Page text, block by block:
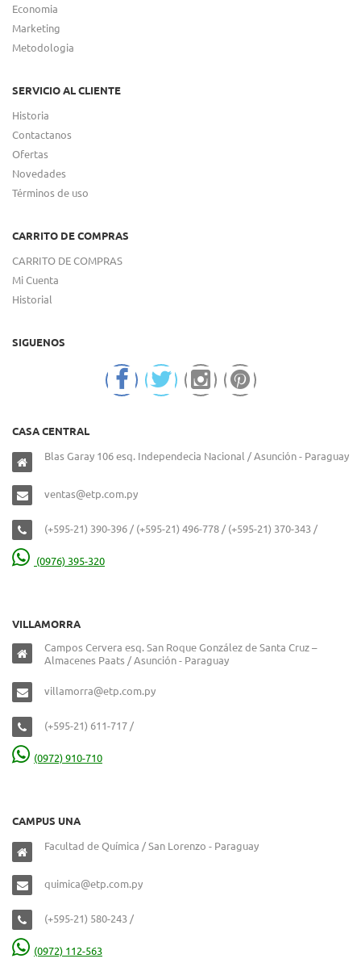
Economia
Marketing
Metodologia
SERVICIO AL CLIENTE
Historia
Contactanos
Ofertas
Novedades
Términos de uso
CARRITO DE COMPRAS
CARRITO DE COMPRAS
Mi Cuenta
Historial
SIGUENOS
CASA CENTRAL
Blas Garay 106 esq. Independecia Nacional / Asunción - Paraguay
ventas@etp.com.py
(+595-21) 390-396 / (+595-21) 496-778 / (+595-21) 370-343 /
(0976) 395-320
VILLAMORRA
Campos Cervera esq. San Roque González de Santa Cruz –
Almacenes Paats / Asunción - Paraguay
villamorra@etp.com.py
(+595-21) 611-717 /
(0972) 910-710
CAMPUS UNA
Facultad de Química / San Lorenzo - Paraguay
quimica@etp.com.py
(+595-21) 580-243 /
(0972) 112-563